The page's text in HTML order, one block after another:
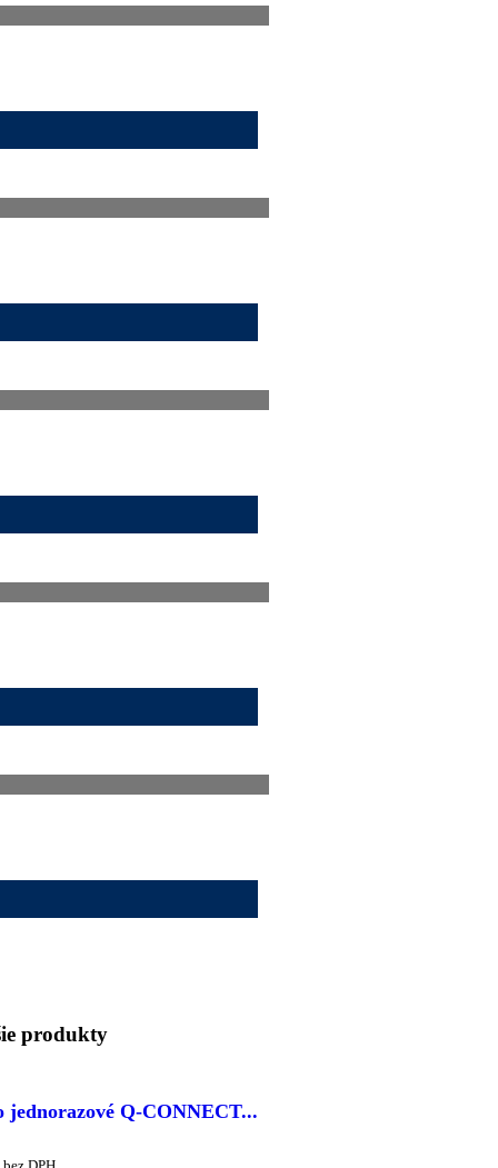
produkty
jednorazové Q-CONNECT...